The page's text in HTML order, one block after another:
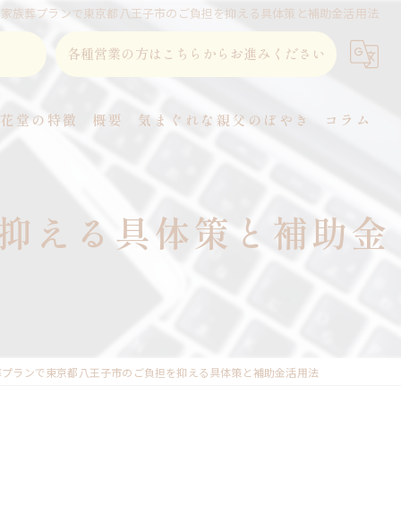
族葬プランで東京都八王子市のご負担を抑える具体策と補助金活用法
各種営業の方はこちらからお進みください
堂の特徴
族葬
概要 気まぐれな親父のぼやき コラム
える具体策と補助金
ランで東京都八王子市のご負担を抑える具体策と補助金活用法